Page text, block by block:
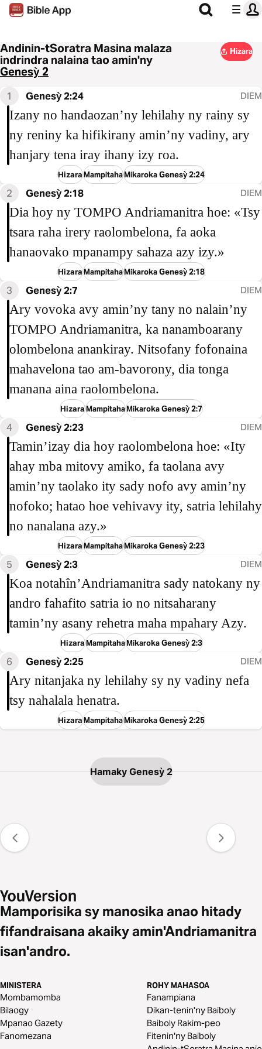
Andinin-tSoratra Masina malaza
indrindra nalaina tao amin'ny
Genesỳ 2
Hizara
1 Genesỳ 2:24 DIEM
Izany no handaozan’ny lehilahy ny rainy sy
ny reniny ka hifikirany amin’ny vadiny, ary
hanjary tena iray ihany izy roa.
HizaraMampitahaMikaroka Genesỳ 2:24
2 Genesỳ 2:18 DIEM
Dia hoy ny TOMPO Andriamanitra hoe: «Tsy
tsara raha irery raolombelona, fa aoka
hanaovako mpanampy sahaza azy izy.»
HizaraMampitahaMikaroka Genesỳ 2:18
3 Genesỳ 2:7 DIEM
Ary vovoka avy amin’ny tany no nalain’ny
TOMPO Andriamanitra, ka nanamboarany
olombelona anankiray. Nitsofany fofonaina
mahavelona tao am-bavorony, dia tonga
manana aina raolombelona.
HizaraMampitahaMikaroka Genesỳ 2:7
4 Genesỳ 2:23 DIEM
Tamin’izay dia hoy raolombelona hoe: «Ity
ahay mba mitovy amiko, fa taolana avy
amin’ny taolako ity sady nofo avy amin’ny
nofoko; hatao hoe vehivavy ity, satria lehilahy
no nanalana azy.»
HizaraMampitahaMikaroka Genesỳ 2:23
5 Genesỳ 2:3 DIEM
Koa notahîn’Andriamanitra sady natokany ny
andro fahafito satria io no nitsaharany
tamin’ny asany rehetra maha mpahary Azy.
HizaraMampitahaMikaroka Genesỳ 2:3
6 Genesỳ 2:25 DIEM
Ary nitanjaka ny lehilahy sy ny vadiny nefa
tsy nahalala henatra.
HizaraMampitahaMikaroka Genesỳ 2:25
Hamaky Genesỳ 2
Mamporisika sy manosika anao hitady
fifandraisana akaiky amin'Andriamanitra
isan'andro.
MINISTERA
Mombamomba
Bilaogy
Mpanao Gazety
Fanomezana
ROHY MAHASOA
Fanampiana
Dikan-tenin'ny Baiboly
Baiboly Rakim-peo
Fitenin'ny Baiboly